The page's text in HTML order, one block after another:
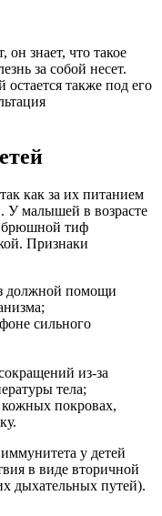
знает, что такое
за собой несет.
также под его
как за их питанием
У малышей в возрасте
брюшной тиф
Признаки
должной помощи
сильного
из-за
тела;
покровах,
у детей
в виде вторичной
дыхательных путей).